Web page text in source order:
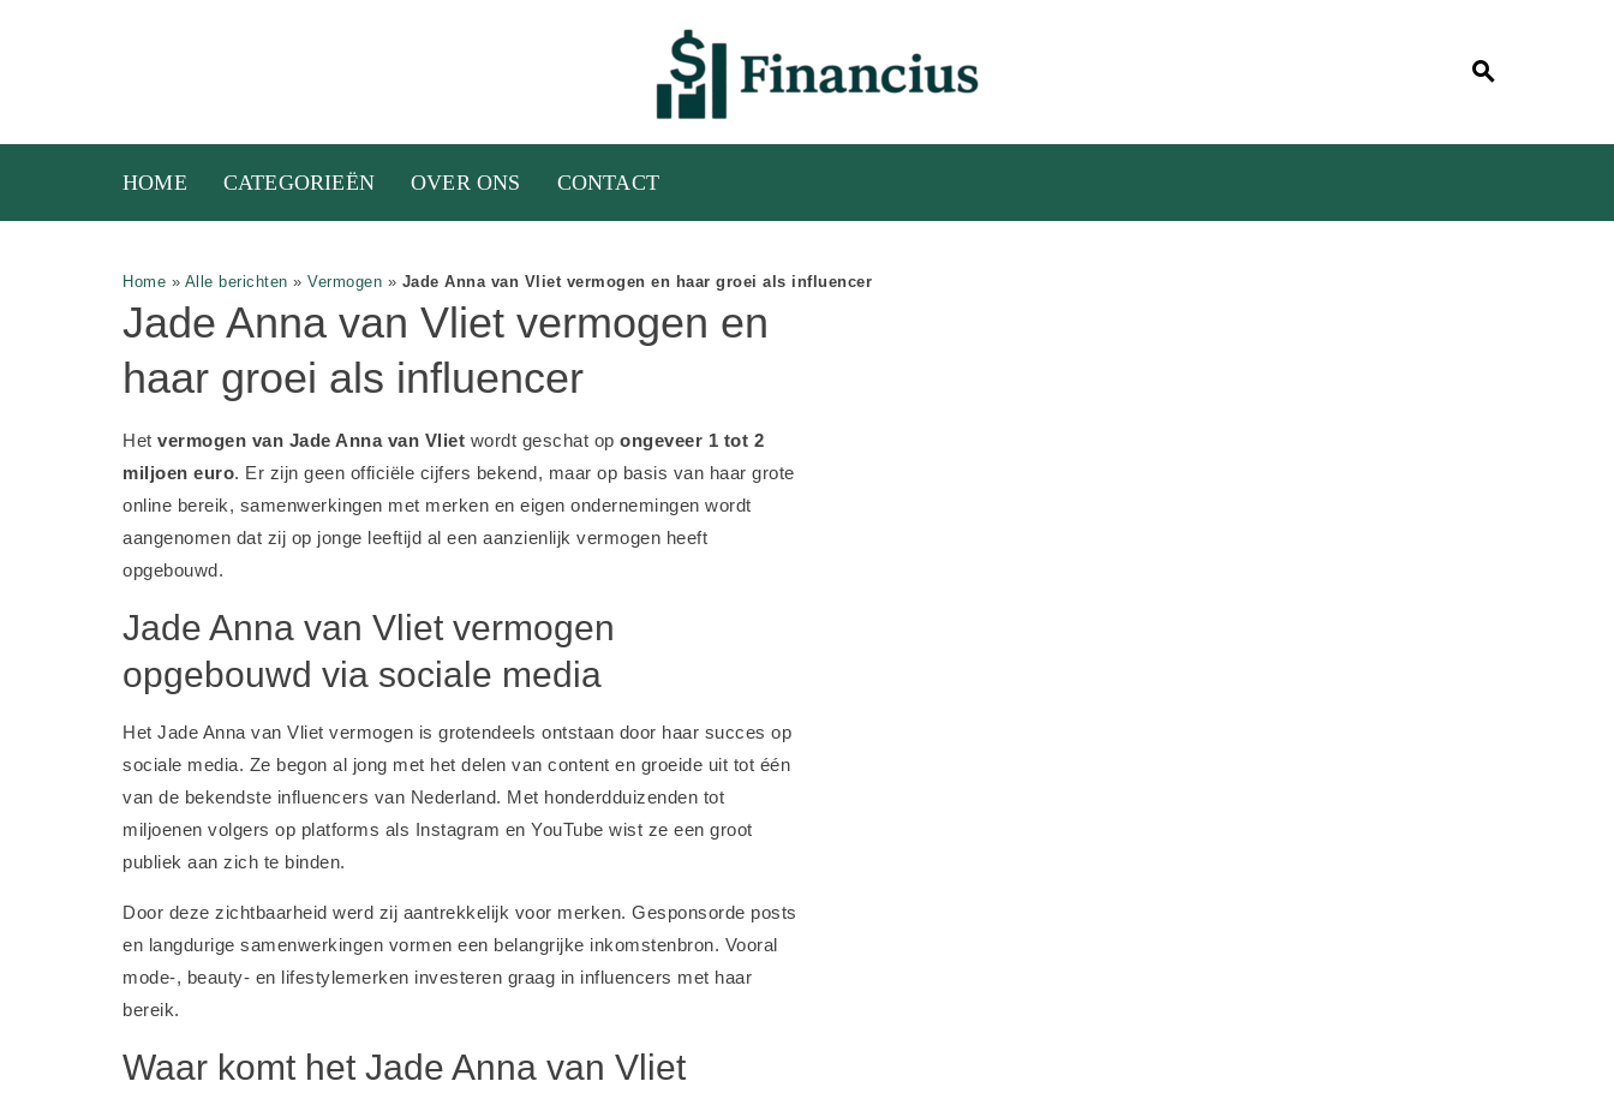
HOME CATEGORIEËN OVER ONS CONTACT
Home » Alle berichten » Vermogen » Jade Anna van Vliet vermogen en haar groei als influencer
Jade Anna van Vliet vermogen en
haar groei als influencer
Het vermogen van Jade Anna van Vliet wordt geschat op ongeveer 1 tot 2
miljoen euro. Er zijn geen officiële cijfers bekend, maar op basis van haar grote
online bereik, samenwerkingen met merken en eigen ondernemingen wordt
aangenomen dat zij op jonge leeftijd al een aanzienlijk vermogen heeft
opgebouwd.
Jade Anna van Vliet vermogen
opgebouwd via sociale media
Het Jade Anna van Vliet vermogen is grotendeels ontstaan door haar succes op
sociale media. Ze begon al jong met het delen van content en groeide uit tot één
van de bekendste influencers van Nederland. Met honderdduizenden tot
miljoenen volgers op platforms als Instagram en YouTube wist ze een groot
publiek aan zich te binden.
Door deze zichtbaarheid werd zij aantrekkelijk voor merken. Gesponsorde posts
en langdurige samenwerkingen vormen een belangrijke inkomstenbron. Vooral
mode-, beauty- en lifestylemerken investeren graag in influencers met haar
bereik.
Waar komt het Jade Anna van Vliet